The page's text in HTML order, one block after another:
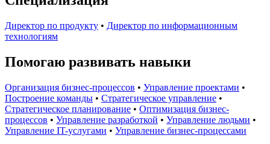
Директор по продукту • Директор по информационным
технологиям
Помогаю развивать навыки
Организация бизнес-процессов • Управление проектами •
Построение команды • Стратегическое управление •
Стратегическое планирование • Оптимизация бизнес-
процессов • Управление разработкой • Управление людьми •
Управление IT-услугами • Управление бизнес-процессами